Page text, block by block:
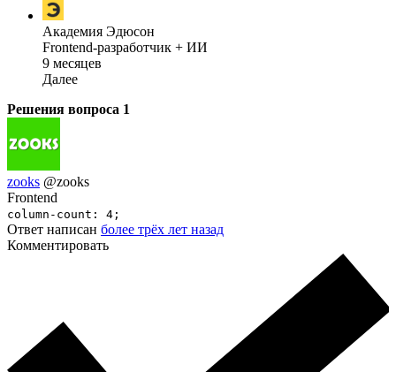
Академия Эдюсон
Frontend-разработчик + ИИ
9 месяцев
Далее
Решения вопроса 1
zooks @zooks
Frontend
column-count: 4;
Ответ написан более трёх лет назад
Комментировать